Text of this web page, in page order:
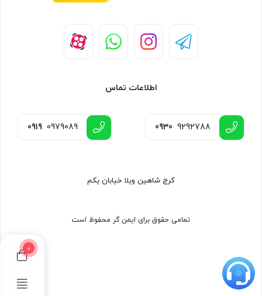
0
اطلاعات تماس
0930 9292788
0919 0979089
کرج شاهین ویلا خیابان یکم
تمامی حقوق برای ایمن گر محفوظ است